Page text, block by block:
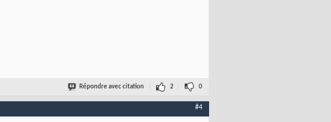
Répondre avec citation 2 0
#4